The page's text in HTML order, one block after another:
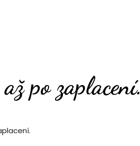
po zaplacení.